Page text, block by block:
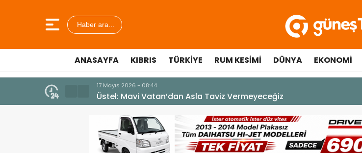
Haber ara...
ANASAYFA KIBRIS TÜRKIYE RUM KESIMI DÜNYA EKONOMI
7 Ağustos 2026 - 12:36
ÜSTEL: “ERENKÖY RUHU SONSUZA DEK YAŞAYACAK”